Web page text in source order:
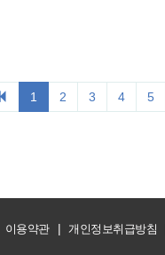
이용약관 | 개인정보취급방침